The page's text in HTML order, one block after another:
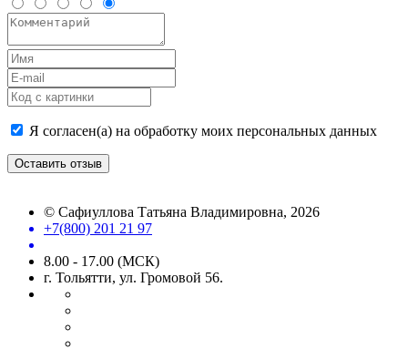
Я согласен(а) на обработку моих персональных данных
Оставить отзыв
© Сафиуллова Татьяна Владимировна, 2026
+7(800) 201 21 97
8.00 - 17.00 (МСК)
г. Тольятти, ул. Громовой 56.